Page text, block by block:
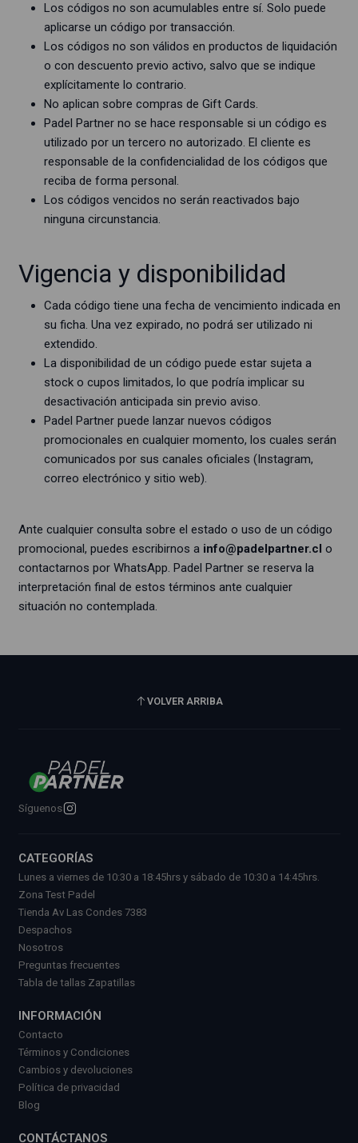
Los códigos no son acumulables entre sí. Solo puede
aplicarse un código por transacción.
Los códigos no son válidos en productos de liquidación
o con descuento previo activo, salvo que se indique
explícitamente lo contrario.
No aplican sobre compras de Gift Cards.
Padel Partner no se hace responsable si un código es
utilizado por un tercero no autorizado. El cliente es
responsable de la confidencialidad de los códigos que
reciba de forma personal.
Los códigos vencidos no serán reactivados bajo
ninguna circunstancia.
Vigencia y disponibilidad
Cada código tiene una fecha de vencimiento indicada en
su ficha. Una vez expirado, no podrá ser utilizado ni
extendido.
La disponibilidad de un código puede estar sujeta a
stock o cupos limitados, lo que podría implicar su
desactivación anticipada sin previo aviso.
Padel Partner puede lanzar nuevos códigos
promocionales en cualquier momento, los cuales serán
comunicados por sus canales oficiales (Instagram,
correo electrónico y sitio web).
Ante cualquier consulta sobre el estado o uso de un código
promocional, puedes escribirnos a info@padelpartner.cl o
contactarnos por WhatsApp. Padel Partner se reserva la
interpretación final de estos términos ante cualquier
situación no contemplada.
VOLVER ARRIBA
Síguenos
CATEGORÍAS
Lunes a viernes de 10:30 a 18:45hrs y sábado de 10:30 a 14:45hrs.
Zona Test Padel
Tienda Av Las Condes 7383
Despachos
Nosotros
Preguntas frecuentes
Tabla de tallas Zapatillas
INFORMACIÓN
Contacto
Términos y Condiciones
Cambios y devoluciones
Política de privacidad
Blog
CONTÁCTANOS